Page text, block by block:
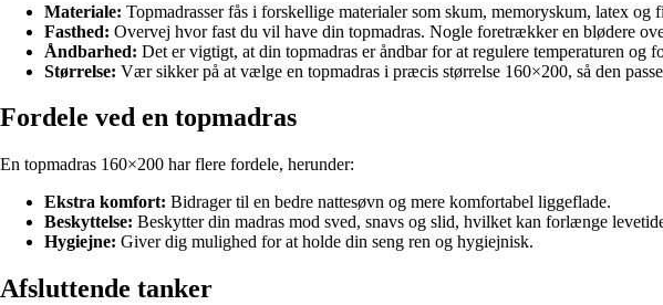
Materiale: Topmadrasser fås i forskellige materialer som skum, memoryskum, latex
Fasthed: Overvej hvor fast du vil have din topmadras. Nogle foretrækker en blødere
Åndbarhed: Det er vigtigt, at din topmadras er åndbar for at regulere temperaturen og
Størrelse: Vær sikker på at vælge en topmadras i præcis størrelse 160×200, så den
Fordele ved en topmadras
En topmadras 160×200 har flere fordele, herunder:
Ekstra komfort: Bidrager til en bedre nattesøvn og mere komfortabel liggeflade.
Beskyttelse: Beskytter din madras mod sved, snavs og slid, hvilket kan forlænge
Hygiejne: Giver dig mulighed for at holde din seng ren og hygiejnisk.
Afsluttende tanker